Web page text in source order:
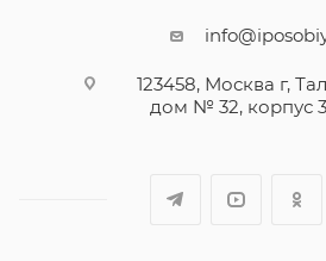
123458, Москва г,
дом № 32, корпус